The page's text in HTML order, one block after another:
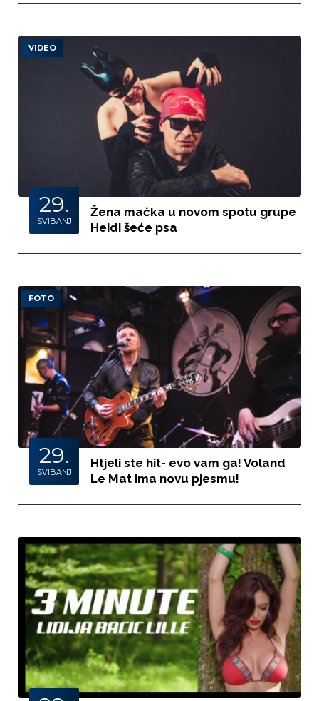
VIDEO
29.
SVIBANJ
Žena mačka u novom spotu grupe
Heidi šeće psa
FOTO
29.
SVIBANJ
Htjeli ste hit- evo vam ga! Voland
Le Mat ima novu pjesmu!